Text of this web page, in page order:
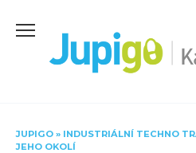
JUPIGO » INDUSTRIÁLNÍ TECHNO
JEHO OKOLÍ